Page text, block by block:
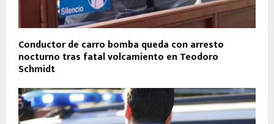
Conductor de carro bomba queda con arresto
nocturno tras fatal volcamiento en Teodoro
Schmidt